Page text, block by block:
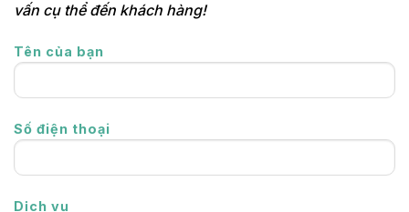
vấn cụ thể đến khách hàng!
Tên của bạn
Số điện thoại
Dịch vụ